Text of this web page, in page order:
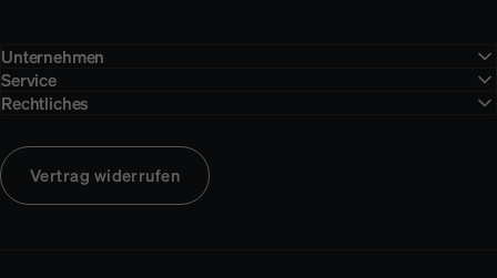
Unternehmen
Service
Rechtliches
Vertrag widerrufen